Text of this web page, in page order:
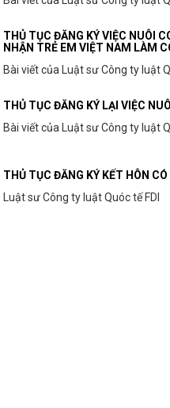
THỦ TỤC ĐĂNG KÝ VIỆC NUÔI
NHẬN TRẺ EM VIỆT NAM LÀM
Bài viết của Luật sư Công ty luật
THỦ TỤC ĐĂNG KÝ LẠI VIỆC
Bài viết của Luật sư Công ty luật
THỦ TỤC ĐĂNG KÝ KẾT HÔN CÓ
Luật sư Công ty luật Quóc tế FDI